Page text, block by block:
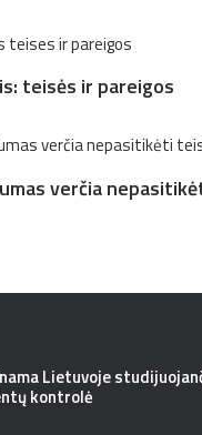
teisės ir pareigos
verčia
Lietuvoje
kontrolė